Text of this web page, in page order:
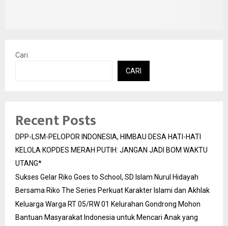
Cari
CARI
Recent Posts
DPP-LSM-PELOPOR INDONESIA, HIMBAU DESA HATI-HATI
KELOLA KOPDES MERAH PUTIH: JANGAN JADI BOM WAKTU
UTANG*
Sukses Gelar Riko Goes to School, SD Islam Nurul Hidayah
Bersama Riko The Series Perkuat Karakter Islami dan Akhlak
Keluarga Warga RT 05/RW 01 Kelurahan Gondrong Mohon
Bantuan Masyarakat Indonesia untuk Mencari Anak yang